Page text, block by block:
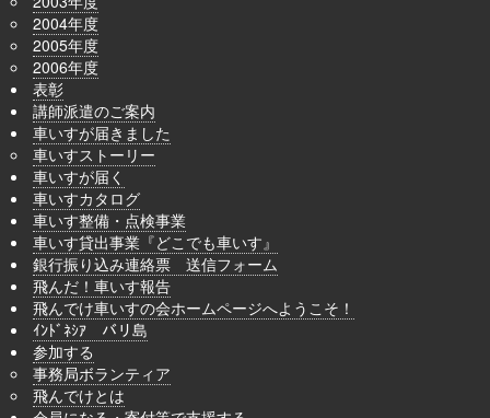
2004年度
2005年度
2006年度
表彰
講師派遣のご案内
車いすが届きました
車いすストーリー
車いすが届く
車いすカタログ
車いす整備・点検事業
車いす貸出事業『どこでも車いす』
銀行振り込み連絡票 送信フォーム
飛んだ！車いす報告
飛んでけ車いすの会ホームページへようこそ！
ｲﾝﾄﾞﾈｼｱ バリ島
参加する
事務局ボランティア
飛んでけとは